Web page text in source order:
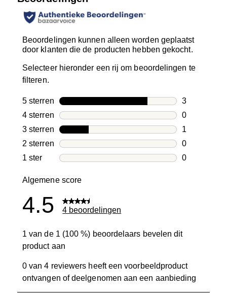
Beoordelingen kunnen alleen worden geplaatst
door klanten die de producten hebben gekocht.
Selecteer hieronder een rij om beoordelingen te
filteren.
5 sterren sterren
3
3
4 sterren sterren
0
0
3 sterren sterren
1
1
2 sterren sterren
0
0
1 ster sterren
0
Algemene score
4.5 4 beoordelingen
1 van de 1 (100 %) beoordelaars bevelen dit
product aan
0 van 4 reviewers heeft een voorbeeldproduct
ontvangen of deelgenomen aan een aanbieding